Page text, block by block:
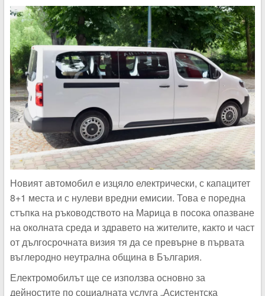
Новият автомобил е изцяло електрически, с капацитет
8+1 места и с нулеви вредни емисии. Това е поредна
стъпка на ръководството на Марица в посока опазване
на околната среда и здравето на жителите, както и част
от дългосрочната визия тя да се превърне в първата
въглеродно неутрална община в България.
Електромобилът ще се използва основно за
дейностите по социалната услуга „Асистентска